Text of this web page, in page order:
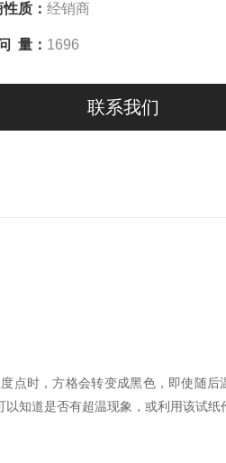
质： 经销商
量： 1696
联系我们
点时，方格会转变成黑色，即使随后
知道是否有超温现象，或利用该试纸